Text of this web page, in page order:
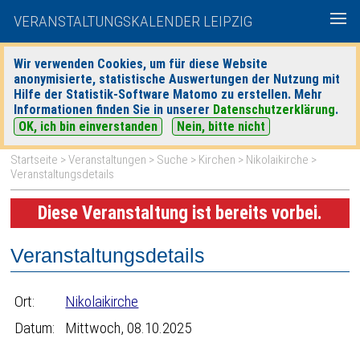
VERANSTALTUNGSKALENDER LEIPZIG
Wir verwenden Cookies, um für diese Website
anonymisierte, statistische Auswertungen der Nutzung mit
Hilfe der Statistik-Software Matomo zu erstellen. Mehr
Informationen finden Sie in unserer Datenschutzerklärung.
OK, ich bin einverstanden
Nein, bitte nicht
heute|morgen| Detaillierte Suche
Startseite >Veranstaltungen > Suche > Kirchen > Nikolaikirche >
Veranstaltungsdetails
Diese Veranstaltung ist bereits vorbei.
Veranstaltungsdetails
Ort:
Nikolaikirche
Datum:
Mittwoch, 08.10.2025